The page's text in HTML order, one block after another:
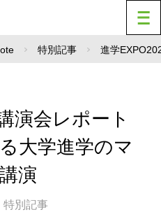
特別記事 進学
演会レポート
大学進学のマ
演
特別記事